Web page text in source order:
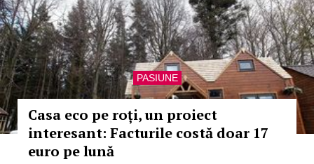
PASIUNE
Casa eco pe roți, un proiect
interesant: Facturile costă doar 17
euro pe lună